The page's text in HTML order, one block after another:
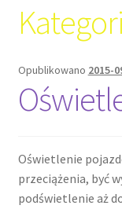
Opublikowano 2015-
Oświetlenie
przeciążenia, być
podświetlenie aż